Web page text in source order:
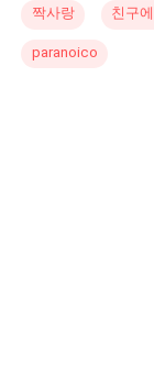
짝사랑 친구
paranoico